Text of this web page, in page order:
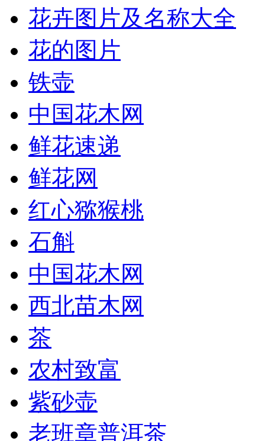
花卉图片及名称大全
花的图片
铁壶
中国花木网
鲜花速递
鲜花网
红心猕猴桃
石斛
中国花木网
西北苗木网
茶
农村致富
紫砂壶
老班章普洱茶